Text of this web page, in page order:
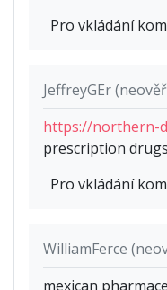
Pro vkládání
JeffreyGEr
https://northern-
prescription
Pro vkládání
WilliamFerce
mexican